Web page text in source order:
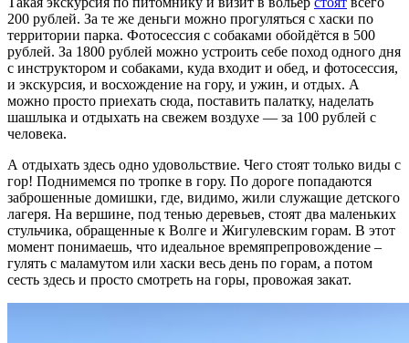
200 рублей. За те же деньги можно прогуляться с хаски по
территории парка. Фотосессия с собаками обойдётся в 500
рублей. За 1800 рублей можно устроить себе поход одного дня
с инструктором и собаками, куда входит и обед, и фотосессия,
и экскурсия, и восхождение на гору, и ужин, и отдых. А
можно просто приехать сюда, поставить палатку, наделать
шашлыка и отдыхать на свежем воздухе — за 100 рублей с
человека.
А отдыхать здесь одно удовольствие. Чего стоят только виды с
гор! Поднимемся по тропке в гору. По дороге попадаются
заброшенные домишки, где, видимо, жили служащие детского
лагеря. На вершине, под тенью деревьев, стоят два маленьких
стульчика, обращенные к Волге и Жигулевским горам. В этот
момент понимаешь, что идеальное времяпрепровождение –
гулять с маламутом или хаски весь день по горам, а потом
сесть здесь и просто смотреть на горы, провожая закат.